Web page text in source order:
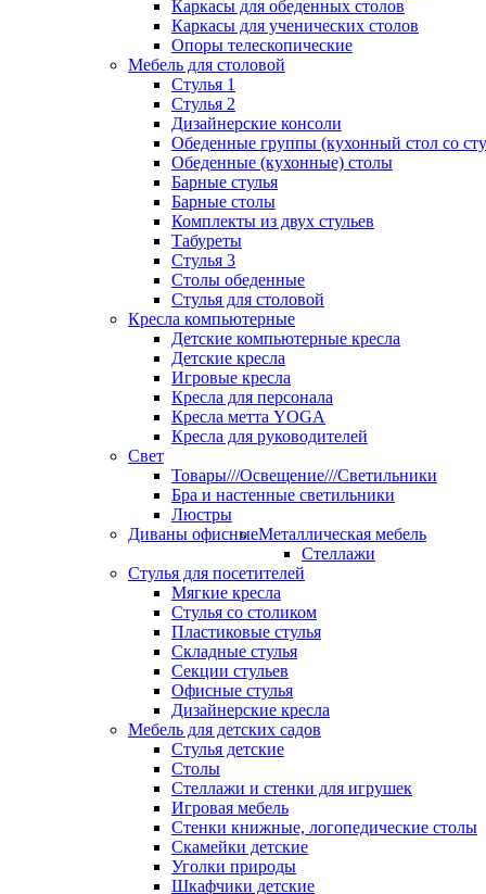
Каркасы для обеденных столов
Каркасы для ученических столов
Опоры телескопические
Мебель для столовой
Стулья 1
Стулья 2
Дизайнерские консоли
Обеденные группы (кухонный стол со
Обеденные (кухонные) столы
Барные стулья
Барные столы
Комплекты из двух стульев
Табуреты
Стулья 3
Столы обеденные
Стулья для столовой
Кресла компьютерные
Детские компьютерные кресла
Детские кресла
Игровые кресла
Кресла для персонала
Кресла метта YOGA
Кресла для руководителей
Свет
Товары///Освещение///Светильники
Бра и настенные светильники
Люстры
Диваны офисныеМеталлическая мебель
Стеллажи
Стулья для посетителей
Мягкие кресла
Стулья со столиком
Пластиковые стулья
Складные стулья
Секции стульев
Офисные стулья
Дизайнерские кресла
Мебель для детских садов
Стулья детские
Столы
Стеллажи и стенки для игрушек
Игровая мебель
Стенки книжные, логопедические столы
Скамейки детские
Уголки природы
Шкафчики детские